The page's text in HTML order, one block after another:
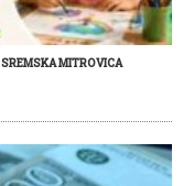
SREMSKA MITROVICA